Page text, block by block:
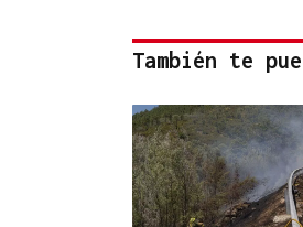
También te